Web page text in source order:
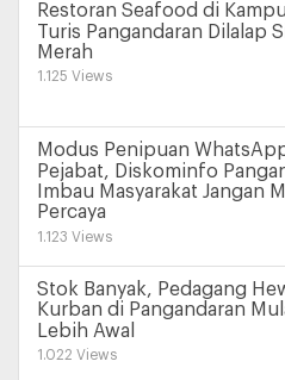
Restoran Seafood di
Turis Pangandaran Dilalap
Merah
1.125 Views
Modus Penipuan
Pejabat, Diskominfo
Imbau Masyarakat Jangan
Percaya
1.123 Views
Stok Banyak, Pedagang
Kurban di Pangandaran
Lebih Awal
1.022 Views